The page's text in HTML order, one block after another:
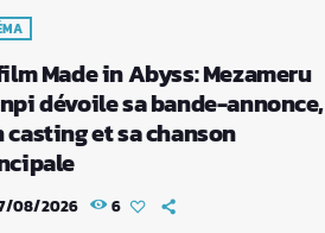
Made in Abyss: Mezameru
dévoile sa bande-annonce,
casting et sa chanson
08/2026 6